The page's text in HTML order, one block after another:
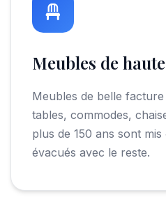
Meubles de
Meubles de belle
tables, commodes,
plus de 150 ans sont
évacués avec le reste.